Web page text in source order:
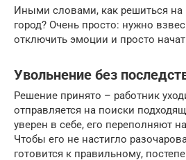
Иными словами, как решиться на
город? Очень просто: нужно
отключить эмоции и просто
Увольнение без
Решение принято – работник
отправляется на поиски
уверен в себе, его переполняют
Чтобы его не настигло
готовится к правильному,